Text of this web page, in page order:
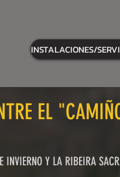
INSTALACIONES/
EL
INVIERNO Y LA RIBEIRA